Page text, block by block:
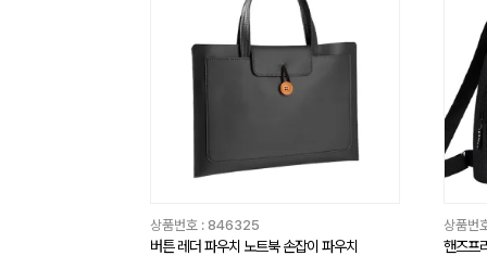
상품번호 : 846325
버튼 레더 파우치 노트북 손잡이 파우치
상품번
핸즈프리 크로